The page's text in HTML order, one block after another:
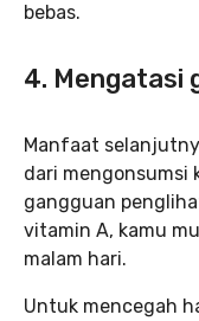
bebas.
4. Mengatasi
Manfaat
dari mengonsumsi
gangguan
vitamin A, kamu
malam hari.
Untuk mencegah